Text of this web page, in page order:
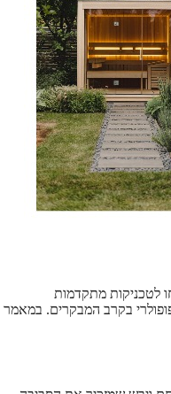
לטכניקות מתקדמות
בקרב המבקרים. במאמר